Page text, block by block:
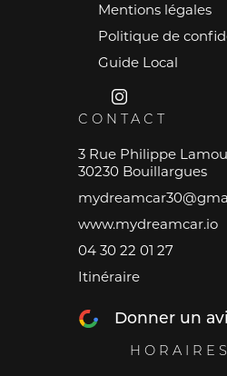
Mentions légales
Politique de
Guide Local
CONTACT
3 Rue Philippe
30230 Bouillargues
www.mydreamcar.io
04 30 22 01 27
Itinéraire
Donner un
HORAIRES